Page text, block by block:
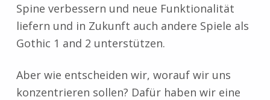
Spine verbessern und neue Funktionalität
liefern und in Zukunft auch andere Spiele als
Gothic 1 and 2 unterstützen.
Aber wie entscheiden wir, worauf wir uns
konzentrieren sollen? Dafür haben wir eine